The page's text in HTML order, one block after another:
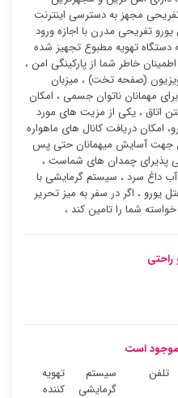
مجهز به دسترسی اینترنت
تفریحی مدرن با اجازه ورود
دستگاه تهویه مطبوع تجهیز شده
خاطر شما از پارکینگی امن ،
(صفحه تخت) ، میزبان
مهمانان ناتوان جسمی ، امکان
اتاق ، یکی از مزیت های مورد
امکان دریافت کانال های ماهواره
جهت آسایش میهمانان حتی پس
پذیرای چمدان های شماست ،
داغ سرد ، سیستم گرمایشی با
یورو ، اگر در سفر به میز تحریر
شما را تامین کند ،
موجود است
تلفن
سیستم
گرمایشی
تهویه
کننده